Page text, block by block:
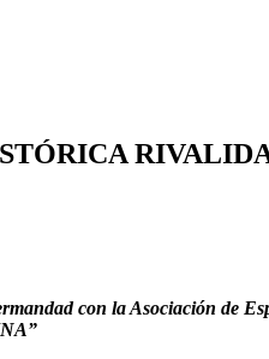
con la Asociación de